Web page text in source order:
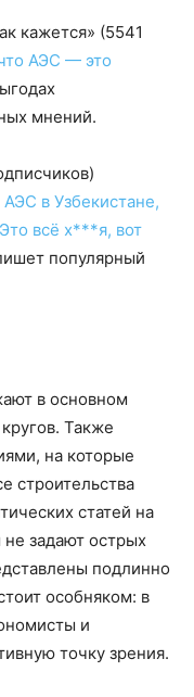
кажется» (5541
АЭС — это
мнений.
в Узбекистане,
всё х***я, вот
популярный
в основном
Также
на которые
строительства
статей на
задают острых
подлинно
особняком: в
и
точку зрения.